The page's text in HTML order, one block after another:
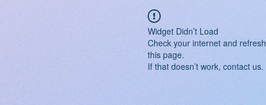
Widget Didn’t Load
Check your internet and refresh
this page.
If that doesn’t work, contact us.